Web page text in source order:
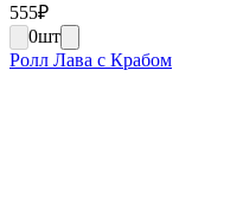
555₽
0шт
Ролл Лава с Крабом